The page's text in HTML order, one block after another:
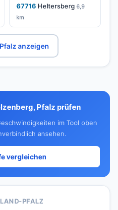
67716 Heltersberg 6,9
km
anzeigen
Pfalz prüfen
im Tool oben
ansehen.
vergleichen
PFALZ